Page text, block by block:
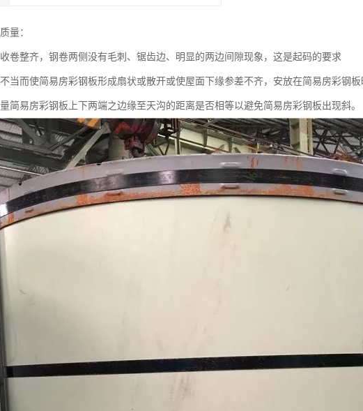
量：
卷整齐，钢卷两侧没有毛刺、锯齿边、明显的两边间隙现象，这是起码的要求
当而使简易房彩钢板形成扇状或散开或使屋面下缘参差不齐，安放在简易房彩钢
简易房彩钢板上下两端之边缘至天沟的距离是否相等以避免简易房彩钢板出现斜。